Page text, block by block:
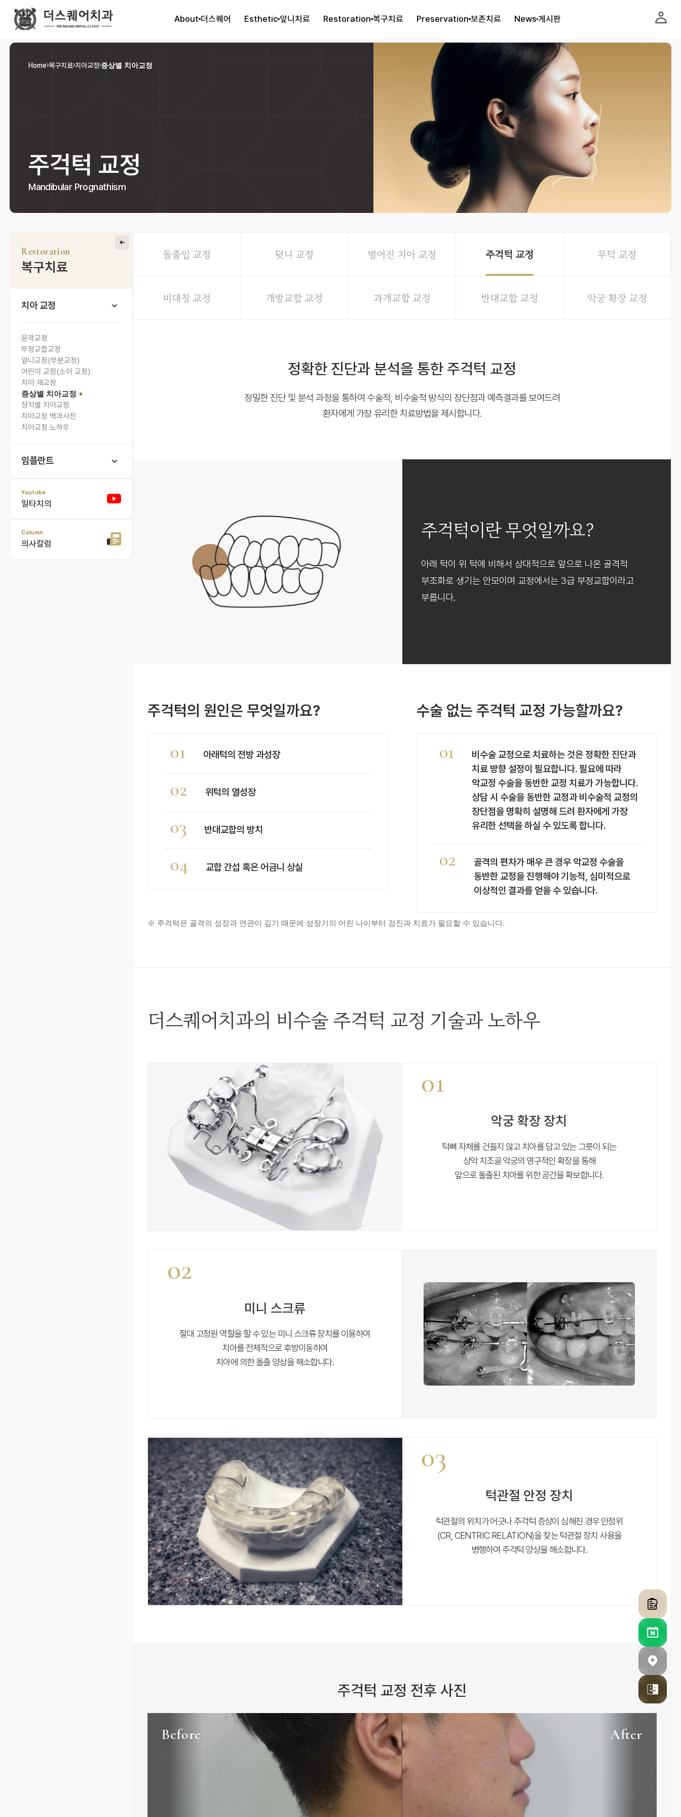
About더스퀘어 Esthetic앞니치료 Restoration 복구치료 Preservation 보존치료 News 게시판
Home 복구치료 치아교정 증상별 치아교정
주걱턱 교정
Mandibular Prognathism
Restoration
복구치료
치아 교정
윤곽교정
부정교합교정
앞니교정(부분교정)
어린이 교정(소아 교정)
치아 재교정
증상별 치아교정
장치별 치아교정
치아교정 백과사전
치아교정 노하우
임플란트
Youtube
일타치의
Column
의사칼럼
돌출입 교정 덧니 교정 벌어진 치아 교정 주걱턱 교정 무턱 교정
비대칭 교정 개방교합 교정 과개교합 교정 반대교합 교정 악궁 확장 교정
정확한 진단과 분석을 통한 주걱턱 교정
정밀한 진단 및 분석 과정을 통하여 수술적, 비수술적 방식의 장단점과 예측결과를 보여드려
환자에게 가장 유리한 치료방법을 제시합니다.
주걱턱이란 무엇일까요?
아래 턱이 위 턱에 비해서 상대적으로 앞으로 나온 골격적
부조화로 생기는 안모이며 교정에서는 3급 부정교합이라고
부릅니다.
주걱턱의 원인은 무엇일까요?
01 아래턱의 전방 과성장
02 위턱의 열성장
03 반대교합의 방치
04 교합 간섭 혹은 어금니 상실
수술 없는 주걱턱 교정 가능할까요?
01
비수술 교정으로 치료하는 것은 정확한 진단과
치료 방향 설정이 필요합니다. 필요에 따라
악교정 수술을 동반한 교정 치료가 가능합니다.
상담 시 수술을 동반한 교정과 비수술적 교정의
장단점을 명확히 설명해 드려 환자에게 가장
유리한 선택을 하실 수 있도록 합니다.
02
골격의 편차가 매우 큰 경우 악교정 수술을
동반한 교정을 진행해야 기능적, 심미적으로
이상적인 결과를 얻을 수 있습니다.
※ 주걱턱은 골격의 성장과 연관이 깊기 때문에 성장기의 어린 나이부터 검진과 치료가 필요할 수 있습니다.
더스퀘어치과의 비수술 주걱턱 교정 기술과 노하우
01
악궁 확장 장치
턱뼈 자체를 건들지 않고치아를 담고 있는 그릇이 되는
상악 치조골 악궁의 영구적인 확장을 통해
앞으로 돌출된 치아를 위한 공간을 확보합니다.
02
미니 스크류
절대 고정원 역할을 할 수 있는 미니 스크류 장치를 이용하여
치아를 전체적으로 후방이동하여
치아에 의한 돌출 양상을 해소합니다.
03
턱관절 안정 장치
턱관절의 위치가 어긋나 주걱턱 증상이 심해진 경우 안정위
(CR, CENTRIC RELATION)을 찾는 턱관절 장치 사용을
병행하여 주걱턱 양상을 해소합니다.
주걱턱 교정 전후 사진
Before After